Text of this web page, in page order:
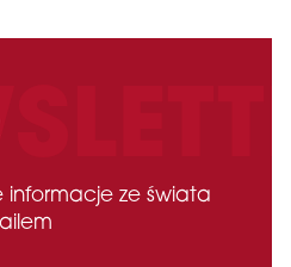
informacje ze świata